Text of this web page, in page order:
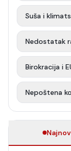
Suša i
Nedostatak
Birokracija i
Nepoštena